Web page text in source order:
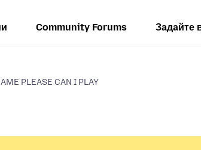
Community Forums Задайте
PLEASE CAN I PLAY